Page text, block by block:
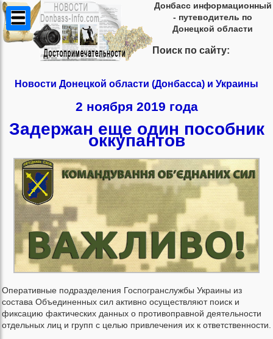
Донбасс информационный
- путеводитель по
Донецкой области
Поиск по сайту:
Новости Донецкой области (Донбасса) и Украины
2 ноября 2019 года
Задержан еще один пособник
оккупантов
Оперативные подразделения Госпогранслужбы Украины из
состава Объединенных сил активно осуществляют поиск и
фиксацию фактических данных о противоправной деятельности
отдельных лиц и групп с целью привлечения их к ответственности.